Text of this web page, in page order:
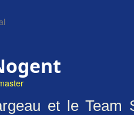
et le